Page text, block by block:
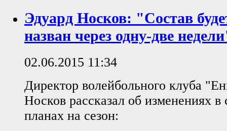
Эдуард Носков: "Состав
назван через одну-две
02.06.2015 11:34
Директор волейбольного клуба
Носков рассказал об изменениях в
планах на сезон: